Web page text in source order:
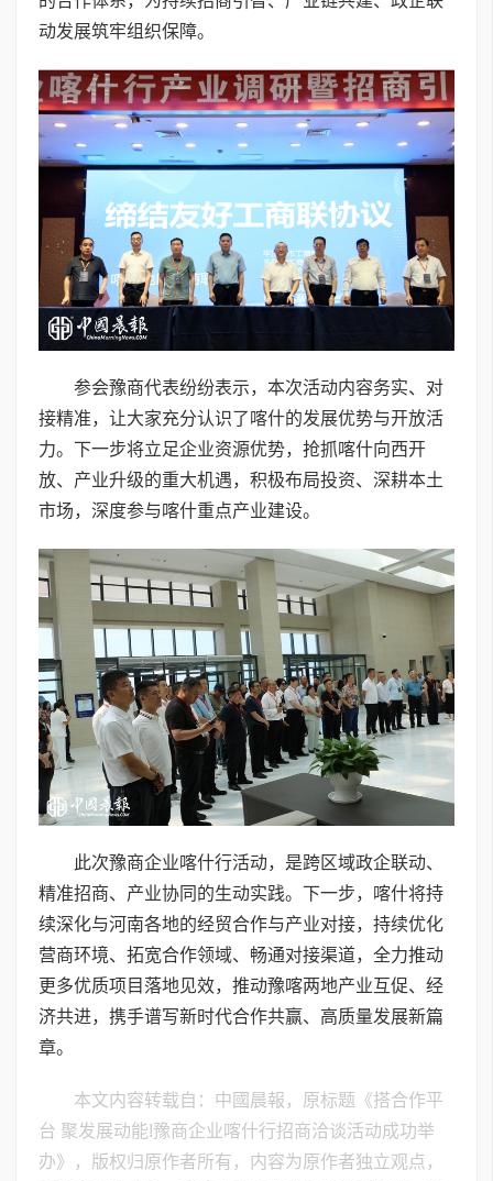
动发展筑牢组织保障。
参会豫商代表纷纷表示，本次活动内容务实、对
接精准，让大家充分认识了喀什的发展优势与开放活
力。下一步将立足企业资源优势，抢抓喀什向西开
放、产业升级的重大机遇，积极布局投资、深耕本土
市场，深度参与喀什重点产业建设。
此次豫商企业喀什行活动，是跨区域政企联动、
精准招商、产业协同的生动实践。下一步，喀什将持
续深化与河南各地的经贸合作与产业对接，持续优化
营商环境、拓宽合作领域、畅通对接渠道，全力推动
更多优质项目落地见效，推动豫喀两地产业互促、经
济共进，携手谱写新时代合作共赢、高质量发展新篇
章。
本文内容转载自：中國晨報，原标题《搭合作平
台 聚发展动能!豫商企业喀什行招商洽谈活动成功举
办》，版权归原作者所有，内容为原作者独立观点，